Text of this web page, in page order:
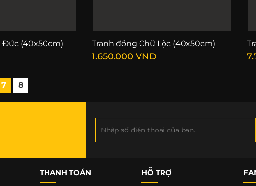
Đức (40x50cm) Tranh đồng Chữ Lộc (40x50cm)
1.650.000 VND
7 8
THANH TOÁN HỖ TRỢ